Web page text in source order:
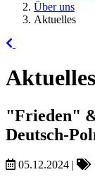
Über uns
Aktuelles
Aktuelles
"Frieden"
Deutsch-
05.12.2024 |